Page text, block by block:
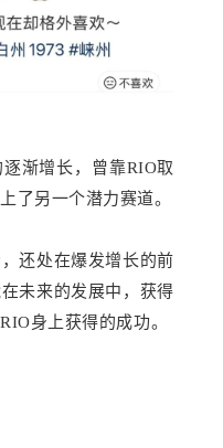
渐增长，曾靠RIO取
了另一个潜力赛道。
还处在爆发增长的前
未来的发展中，获得
身上获得的成功。